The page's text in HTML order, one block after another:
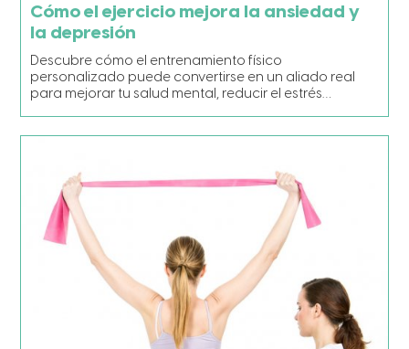
Cómo el ejercicio mejora la ansiedad y
la depresión
Descubre cómo el entrenamiento físico
personalizado puede convertirse en un aliado real
para mejorar tu salud mental, reducir el estrés…